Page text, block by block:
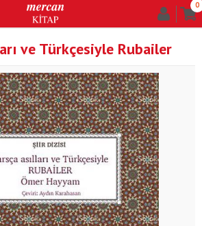
0
ve Türkçesiyle Rubailer